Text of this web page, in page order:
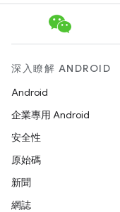
深入瞭解 ANDROID
Android
企業專用 Android
安全性
原始碼
新聞
網誌